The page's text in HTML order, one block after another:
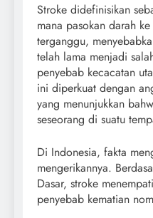
Stroke didefinisikan
mana pasokan darah
terganggu,
telah lama menjadi
penyebab kecacatan
ini diperkuat dengan
yang menunjukkan
seseorang di suatu
Di Indonesia, fakta
mengerikannya.
Dasar, stroke
penyebab kematian